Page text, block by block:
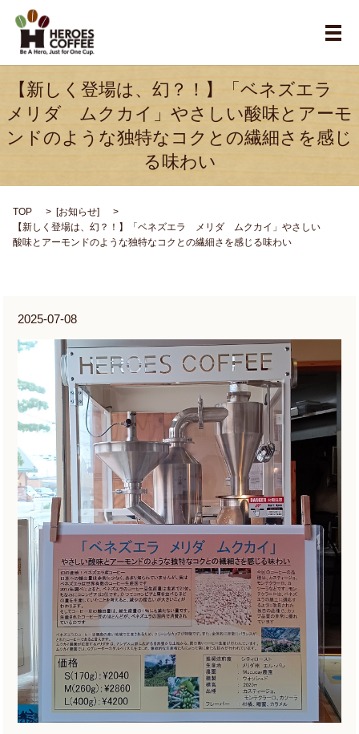
メ
【新しく登場は、幻？！】「ベネズエラ
メリダ ムクカイ」やさしい酸味とアーモ
ンドのような独特なコクとの繊細さを感じ
る味わい
TOP [お知らせ]
【新しく登場は、幻？！】「ベネズエラ メリダ ムクカイ」やさしい
酸味とアーモンドのような独特なコクとの繊細さを感じる味わい
2025-07-08